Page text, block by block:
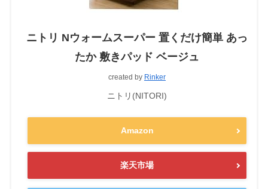
ニトリ Nウォームスーパー 置くだけ簡単 あっ
たか 敷きパッド ベージュ
created by Rinker
ニトリ(NITORI)
Amazon
楽天市場